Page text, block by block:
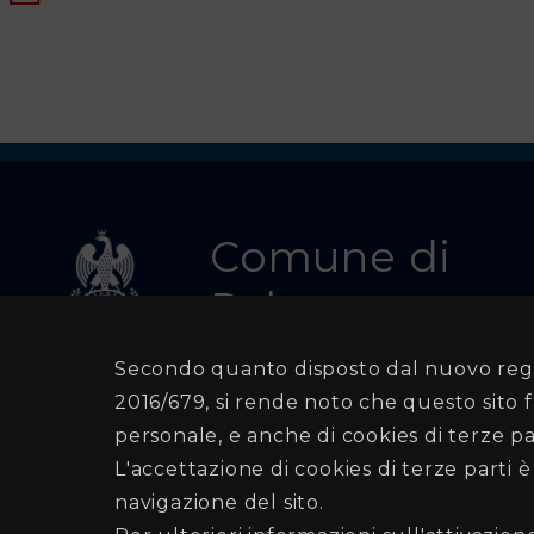
Piani
Emergenza
Soccorso
Comune di
Palermo
Recapiti e Contatti
Sede:Via Ausonia , 69 - 90146 PALERMO
Posta elettronica certificata (PEC):
protezionecivile@cert.comune.palermo.it
Secondo quanto disposto dal nuovo
2016/679, si rende noto che questo
personale, e anche di cookies di terze
L'accettazione di cookies di terze parti
navigazione del sito.